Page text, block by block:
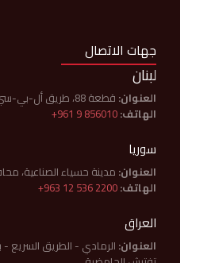
جهات الاتصال
لبنان
العنوان: قطعة 88، طريق أل-بي-سي الجديد، أدما، لبنان
الهاتف:+961 9 856010
سوريا
العنوان: مدينة حسياء الصناعية،
الهاتف:+963 12 536 2200
العراق
العنوان: الرمادي - الطريق السريع